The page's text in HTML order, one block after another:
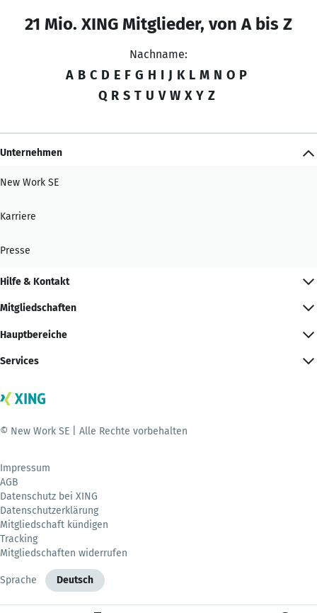
21 Mio. XING Mitglieder, von A bis Z
Nachname:
A B C D E F G H I J K L M N O P
Q R S T U V W X Y Z
Unternehmen
New Work SE
Karriere
Presse
Hilfe & Kontakt
Mitgliedschaften
Hauptbereiche
Services
© New Work SE | Alle Rechte vorbehalten
Impressum
AGB
Datenschutz bei XING
Datenschutzerklärung
Mitgliedschaft kündigen
Tracking
Mitgliedschaften widerrufen
Sprache Deutsch